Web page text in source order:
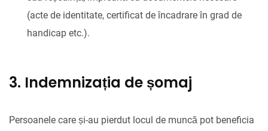
(acte de identitate, certificat de încadrare în grad de
handicap etc.).
3. Indemnizația de șomaj
Persoanele care și-au pierdut locul de muncă pot beneficia